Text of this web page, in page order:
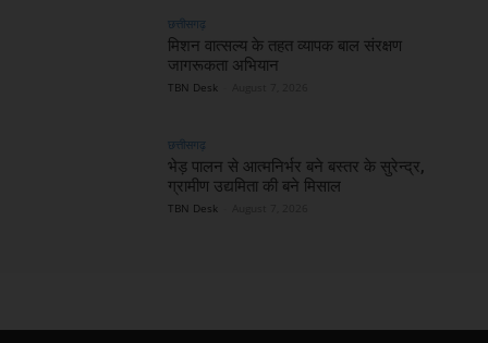
छत्तीसगढ़
मिशन वात्सल्य के तहत व्यापक बाल संरक्षण
जागरूकता अभियान
TBN Desk
छत्तीसगढ़
भेड़ पालन से आत्मनिर्भर बने बस्तर के सुरेन्द्र,
ग्रामीण उद्यमिता की बने मिसाल
TBN Desk